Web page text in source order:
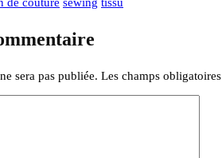
de couture sewing tissu
sera pas publiée. Les champs